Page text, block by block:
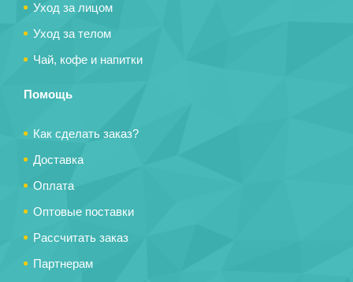
Уход за лицом
Уход за телом
Чай, кофе и напитки
Помощь
Как сделать заказ?
Доставка
Оплата
Оптовые поставки
Рассчитать заказ
Партнерам